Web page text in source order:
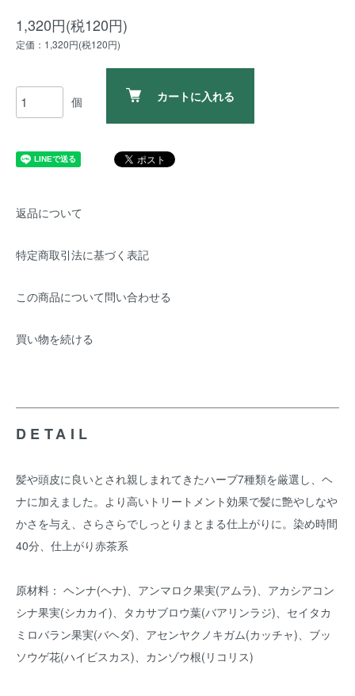
1,320円(税120円)
定価：1,320円(税120円)
個 カートに入れる
返品について
特定商取引法に基づく表記
この商品について問い合わせる
買い物を続ける
DETAIL
髪や頭皮に良いとされ親しまれてきたハーブ7種類を厳選し、ヘ
ナに加えました。より高いトリートメント効果で髪に艶やしなや
かさを与え、さらさらでしっとりまとまる仕上がりに。染め時間
40分、仕上がり赤茶系
原材料： ヘンナ(ヘナ)、アンマロク果実(アムラ)、アカシアコン
シナ果実(シカカイ)、タカサブロウ葉(バアリンラジ)、セイタカ
ミロバラン果実(バヘダ)、アセンヤクノキガム(カッチャ)、ブッ
ソウゲ花(ハイビスカス)、カンゾウ根(リコリス)